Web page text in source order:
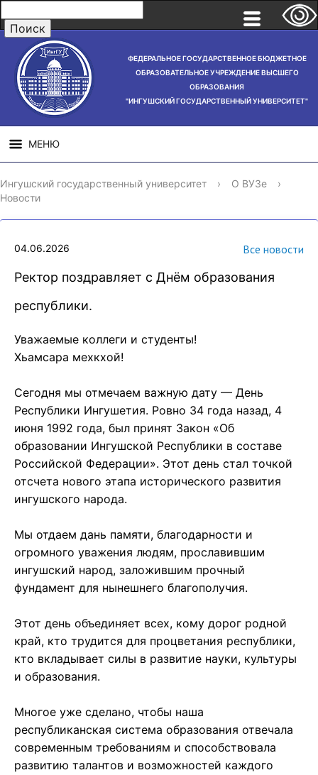
ФЕДЕРАЛЬНОЕ ГОСУДАРСТВЕННОЕ БЮДЖЕТНОЕ
ОБРАЗОВАТЕЛЬНОЕ УЧРЕЖДЕНИЕ ВЫСШЕГО
ОБРАЗОВАНИЯ
"ИНГУШСКИЙ ГОСУДАРСТВЕННЫЙ УНИВЕРСИТЕТ"
МЕНЮ
СВЕДЕНИЯ ОБ
ОБРАЗОВАТЕЛЬНОЙ
НАУЧНАЯ
ДЕЯТЕЛЬНОСТЬ
Ингушский государственный университет › О ВУЗе
›
Новости
04.06.2026 Все новости
Ректор поздравляет с Днём образования
республики.
Уважаемые коллеги и студенты!
Хьамсара мехкхой!
Сегодня мы отмечаем важную дату — День
Республики Ингушетия. Ровно 34 года назад, 4
июня 1992 года, был принят Закон «Об
образовании Ингушской Республики в составе
Российской Федерации». Этот день стал точкой
отсчета нового этапа исторического развития
ингушского народа.
Мы отдаем дань памяти, благодарности и
огромного уважения людям, прославившим
ингушский народ, заложившим прочный
фундамент для нынешнего благополучия.
Этот день объединяет всех, кому дорог родной
край, кто трудится для процветания республики,
кто вкладывает силы в развитие науки, культуры
и образования.
Многое уже сделано, чтобы наша
республиканская система образования отвечала
современным требованиям и способствовала
развитию талантов и возможностей каждого